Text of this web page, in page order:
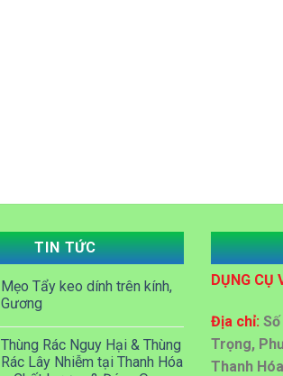
TIN TỨC
Mẹo Tẩy keo dính trên kính,
Gương
Thùng Rác Nguy Hại & Thùng
Rác Lây Nhiễm tại Thanh Hóa
DỤNG CỤ
Địa chỉ:
Trọng,
Thanh Hóa